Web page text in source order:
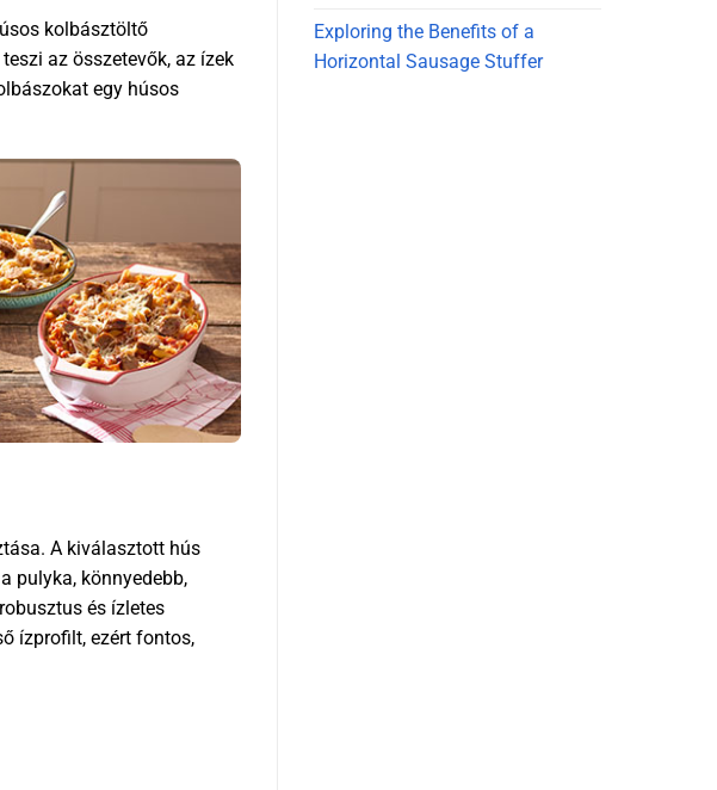
kolbásztöltő
az összetevők, az ízek
egy húsos
A kiválasztott hús
pulyka, könnyedebb,
és ízletes
ízprofilt, ezért fontos,
Exploring the Benefits of a
Horizontal Sausage Stuffer